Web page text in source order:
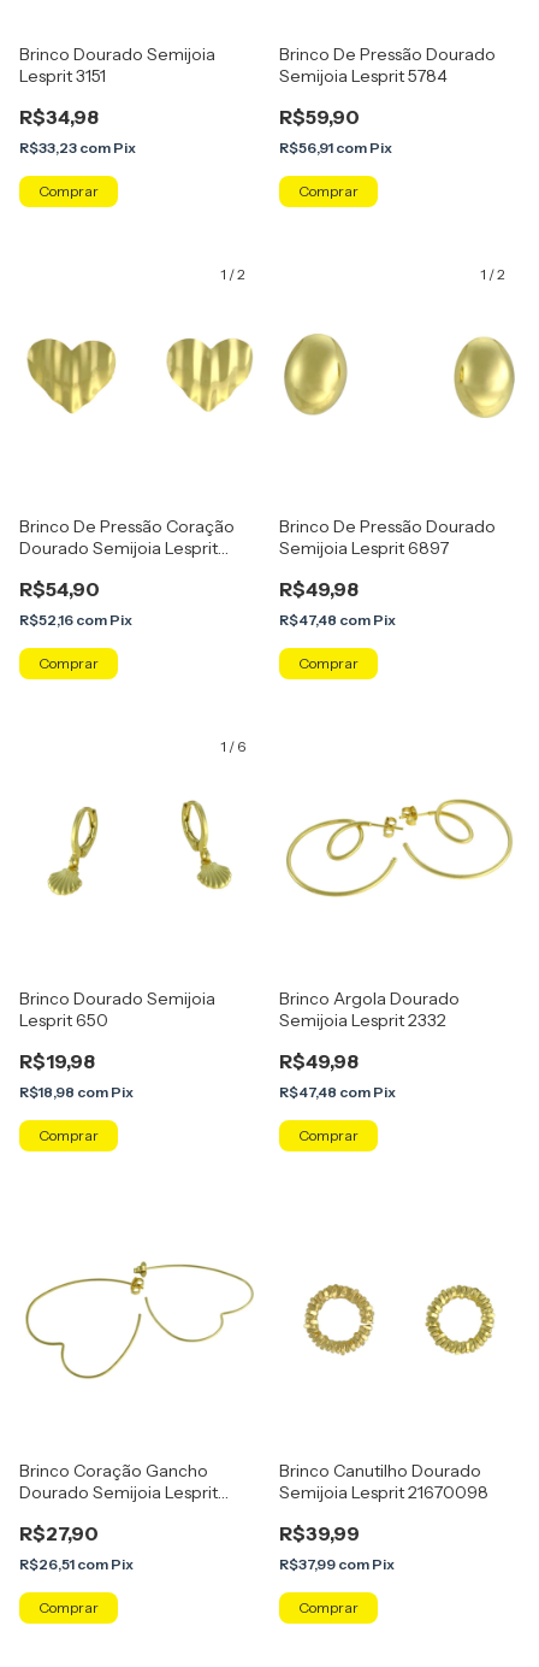
Brinco Dourado Semijoia
Lesprit 3151
R$34,98
R$33,23 com Pix
Brinco De Pressão Dourado
Semijoia Lesprit 5784
R$59,90
R$56,91 com Pix
1 /2
Brinco De Pressão Coração
Dourado Semijoia Lesprit
R$54,90
R$52,16 com Pix
1 /2
Brinco De Pressão Dourado
Semijoia Lesprit 6897
R$49,98
R$47,48 com Pix
1 / 6
Brinco Dourado Semijoia
Lesprit 650
R$19,98
R$18,98 com Pix
Comprar
Brinco Argola Dourado
Semijoia Lesprit 2332
R$49,98
R$47,48 com Pix
Brinco Coração Gancho
Dourado Semijoia Lesprit
R$27,90
R$26,51 com Pix
Brinco Canutilho Dourado
Semijoia Lesprit 21670098
R$39,99
R$37,99 com Pix